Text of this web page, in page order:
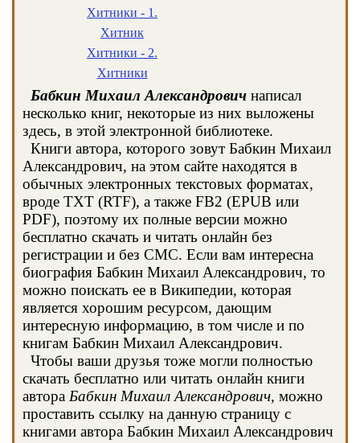
Хитники - 1.
Хитник
Хитники - 2.
Хитники
Бабкин Михаил Александрович написал
несколько книг, некоторые из них выложены
здесь, в этой электронной библиотеке.
Книги автора, которого зовут Бабкин Михаил
Александрович, на этом сайте находятся в
обычных электронных текстовых форматах,
вроде TXT (RTF), а также FB2 (EPUB или
PDF), поэтому их полные версии можно
бесплатно скачать и читать онлайн без
регистрации и без СМС. Если вам интересна
биография Бабкин Михаил Александрович, то
можно поискать ее в Википедии, которая
является хорошим ресурсом, дающим
интересную информацию, в том числе и по
книгам Бабкин Михаил Александрович.
Чтобы ваши друзья тоже могли полностью
скачать бесплатно или читать онлайн книги
автора Бабкин Михаил Александрович, можно
проставить ссылку на данную страницу с
книгами автора Бабкин Михаил Александрович